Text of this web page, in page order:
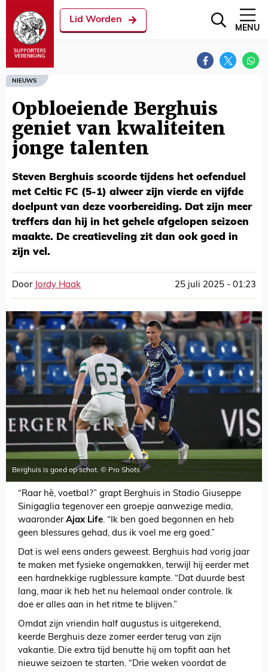
Lid Worden
MENU
NIEUWS
Opbloeiende Berghuis
geniet van kwaliteiten
jonge talenten
Steven Berghuis scoorde tijdens het oefenduel
met Celtic FC (5-1) alweer zijn vierde en vijfde
doelpunt van deze voorbereiding. Dat zijn meer
treffers dan hij in het gehele afgelopen seizoen
maakte. De creatieveling zit dan ook goed in
zijn vel.
Door Jordy Haak 25 juli 2025 - 01:23
Berghuis is goed op schot. © Pro Shots
“Raar hè, voetbal?” grapt Berghuis in Stadio Giuseppe
Sinigaglia tegenover een groepje aanwezige media,
waaronder Ajax Life. “Ik ben goed begonnen en heb
geen blessures gehad, dus ik voel me erg goed.”
Dat is wel eens anders geweest. Berghuis had vorig jaar
te maken met fysieke ongemakken, terwijl hij eerder met
een hardnekkige rugblessure kampte. “Dat duurde best
lang, maar ik heb het nu helemaal onder controle. Ik
doe er alles aan in het ritme te blijven.”
Omdat zijn vriendin half augustus is uitgerekend,
keerde Berghuis deze zomer eerder terug van zijn
vakantie. Die extra tijd benutte hij om topfit aan het
nieuwe seizoen te starten. “Drie weken voordat de